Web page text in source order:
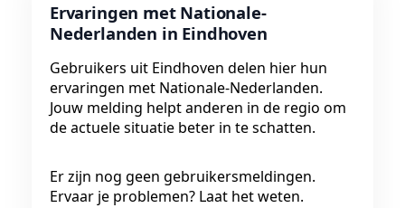
Ervaringen met Nationale-
Nederlanden in Eindhoven
Gebruikers uit Eindhoven delen hier hun
ervaringen met Nationale-Nederlanden.
Jouw melding helpt anderen in de regio om
de actuele situatie beter in te schatten.
Er zijn nog geen gebruikersmeldingen.
Ervaar je problemen? Laat het weten.